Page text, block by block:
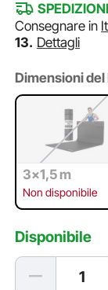
Consegnare in
13. Dettagli
Dimensioni
3x1,5 m
Non disponibile
Disponibile